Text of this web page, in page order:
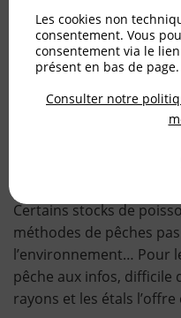
07/03/2019 (mis à
Non catégorisé
: la filière de la pêche
défis de durabilité.
faut savoir pour
Certains stocks de
méthodes de pêches
l’environnement… Pour
pêche aux infos, difficile
rayons et les étals
Les cookies non
consentement. Vous
consentement via le
présent en bas de page.
Consulter notre